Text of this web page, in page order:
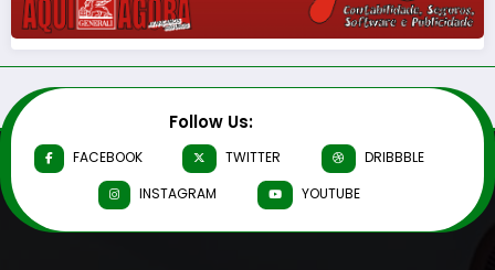
Follow Us:
FACEBOOK TWITTER
DRIBBBLE
INSTAGRAM
YOUTUBE